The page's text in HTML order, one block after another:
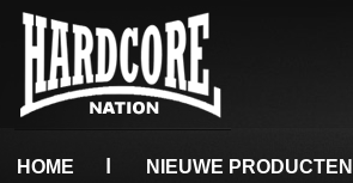
HOME NIEUWE PRODUCTEN